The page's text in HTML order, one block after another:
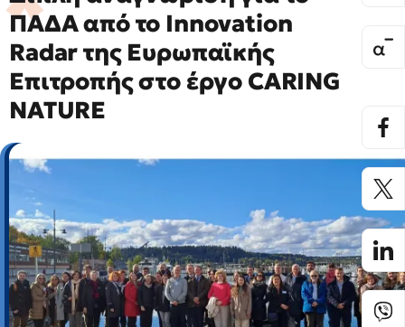
ΠΑΔΑ από το Innovation
Radar της Ευρωπαϊκής
Επιτροπής στο έργο CARING
NATURE